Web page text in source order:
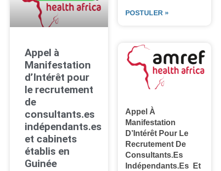
Appel à
Manifestation
d’Intérêt pour
le recrutement
de
consultants.es
indépendants.es
et cabinets
établis en
Guinée
POSTULER »
Appel À
Manifestation
D’Intérêt Pour Le
Recrutement De
Consultants.es
Indépendants.es Et